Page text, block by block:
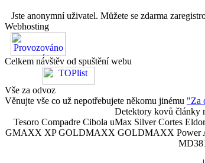
Jste anonymní uživatel. Můžete se zdarma
Webhosting
Celkem návštěv od spuštění webu
Vše za odvoz
Věnujte vše co už nepotřebujete někomu jinému "Za
Detektory kovů články
Tesoro Compadre Cibola uMax Silver Cortes
GMAXX XP GOLDMAXX GOLDMAXX Power